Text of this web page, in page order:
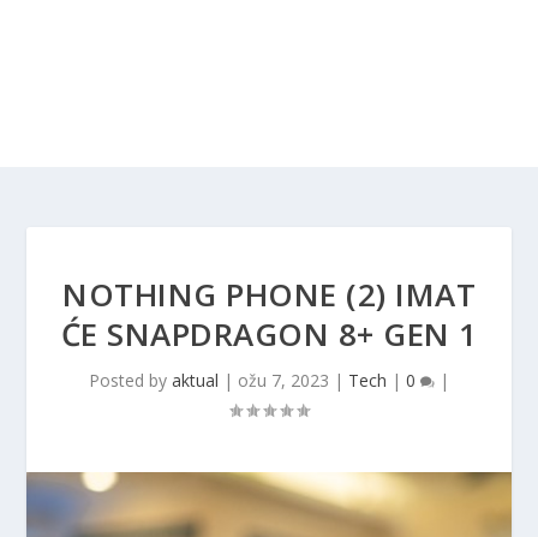
NOTHING PHONE (2) IMAT
ĆE SNAPDRAGON 8+ GEN 1
Posted by aktual | ožu 7, 2023 | Tech | 0 |